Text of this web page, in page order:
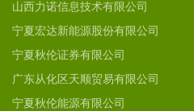
山西力诺信息技术有限公司
宁夏宏达新能源股份有限公司
宁夏秋伦证券有限公司
广东从化区天顺贸易有限公司
宁夏秋伦能源有限公司